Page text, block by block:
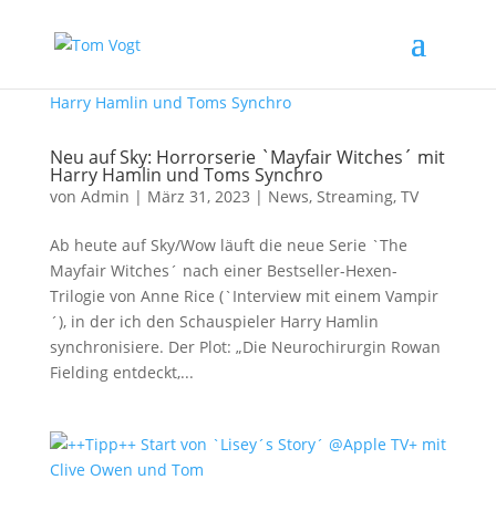
Neu auf Sky: Horrorserie `Mayfair Witches´ mit
Harry Hamlin und Toms Synchro
von Admin | März 31, 2023 | News, Streaming, TV
Ab heute auf Sky/Wow läuft die neue Serie `The
Mayfair Witches´ nach einer Bestseller-Hexen-
Trilogie von Anne Rice (`Interview mit einem Vampir
´), in der ich den Schauspieler Harry Hamlin
synchronisiere. Der Plot: „Die Neurochirurgin Rowan
Fielding entdeckt,...